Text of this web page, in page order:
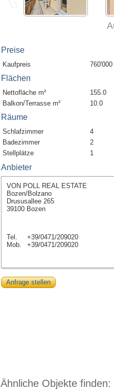
Preise
Kaufpreis 760'000
Flächen
Nettofläche m²
155.0
Balkon/Terrasse m²
10.0
Räume
Schlafzimmer
4
Badezimmer
2
Stellplätze
1
Anbieter
VON POLL REAL ESTATE
Bozen/Bolzano
Drususallee 265
39100 Bozen
Tel.
+39/0471/209020
Mob.
+39/0471/209020
Anfrage stellen
Ähnliche Objekte finden: